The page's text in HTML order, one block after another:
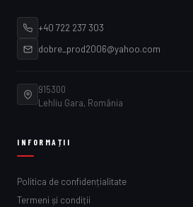
+40 722 237 303
dobre_prod2006@yahoo.com
915300
Lehliu Gara, România
INFORMAȚII
Politica de confidențialitate
Termeni și condiții